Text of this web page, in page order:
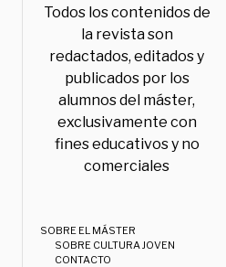
Todos los contenidos de
la revista son
redactados, editados y
publicados por los
alumnos del máster,
exclusivamente con
fines educativos y no
comerciales
SOBRE EL MÁSTER
SOBRE CULTURA JOVEN
CONTACTO